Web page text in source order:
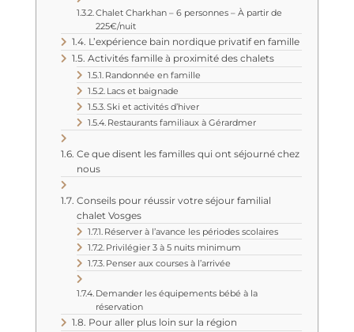
Chalet Charkhan – 6 personnes – À partir de
225€/nuit
L’expérience bain nordique privatif en famille
Activités famille à proximité des chalets
Randonnée en famille
Lacs et baignade
Ski et activités d’hiver
Restaurants familiaux à Gérardmer
Ce que disent les familles qui ont séjourné chez
nous
Conseils pour réussir votre séjour familial
chalet Vosges
Réserver à l’avance les périodes scolaires
Privilégier 3 à 5 nuits minimum
Penser aux courses à l’arrivée
Demander les équipements bébé à la
réservation
Pour aller plus loin sur la région